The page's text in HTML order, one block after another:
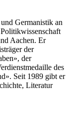
Germanistik an
Aachen. Er
der
der
des
Seit 1989 gibt er
Literatur